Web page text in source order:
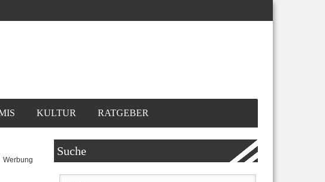
KULTUR RATGEBER
Werbung
Suche